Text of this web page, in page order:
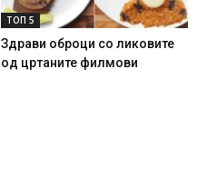
ТОП 5
Здрави оброци со ликовите
од цртаните филмови